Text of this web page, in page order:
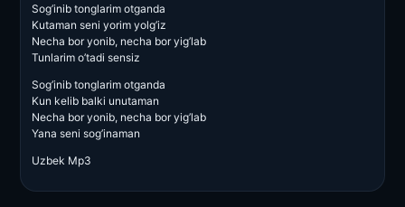
Sog’inib tonglarim otganda
Kutaman seni yorim yolg’iz
Necha bor yonib, necha bor yig’lab
Tunlarim o’tadi sensiz
Sog’inib tonglarim otganda
Kun kelib balki unutaman
Necha bor yonib, necha bor yig’lab
Yana seni sog’inaman
Uzbek Mp3